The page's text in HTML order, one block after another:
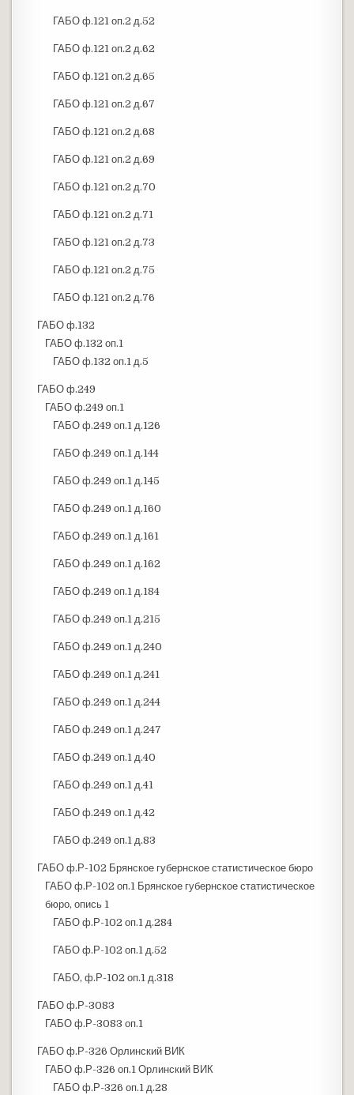
ГАБО ф.121 оп.2 д.52
ГАБО ф.121 оп.2 д.62
ГАБО ф.121 оп.2 д.65
ГАБО ф.121 оп.2 д.67
ГАБО ф.121 оп.2 д.68
ГАБО ф.121 оп.2 д.69
ГАБО ф.121 оп.2 д.70
ГАБО ф.121 оп.2 д.71
ГАБО ф.121 оп.2 д.73
ГАБО ф.121 оп.2 д.75
ГАБО ф.121 оп.2 д.76
ГАБО ф.132
ГАБО ф.132 оп.1
ГАБО ф.132 оп.1 д.5
ГАБО ф.249
ГАБО ф.249 оп.1
ГАБО ф.249 оп.1 д.126
ГАБО ф.249 оп.1 д.144
ГАБО ф.249 оп.1 д.145
ГАБО ф.249 оп.1 д.160
ГАБО ф.249 оп.1 д.161
ГАБО ф.249 оп.1 д.162
ГАБО ф.249 оп.1 д.184
ГАБО ф.249 оп.1 д.215
ГАБО ф.249 оп.1 д.240
ГАБО ф.249 оп.1 д.241
ГАБО ф.249 оп.1 д.244
ГАБО ф.249 оп.1 д.247
ГАБО ф.249 оп.1 д.40
ГАБО ф.249 оп.1 д.41
ГАБО ф.249 оп.1 д.42
ГАБО ф.249 оп.1 д.83
ГАБО ф.Р-102 Брянское губернское статистическое бюро
ГАБО ф.Р-102 оп.1 Брянское губернское статистическое
бюро, опись 1
ГАБО ф.Р-102 оп.1 д.284
ГАБО ф.Р-102 оп.1 д.52
ГАБО, ф.Р-102 оп.1 д.318
ГАБО ф.Р-3083
ГАБО ф.Р-3083 оп.1
ГАБО ф.Р-326 Орлинский ВИК
ГАБО ф.Р-326 оп.1 Орлинский ВИК
ГАБО ф.Р-326 оп.1 д.28